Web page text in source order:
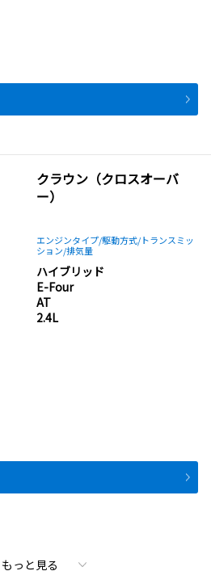
クラウン（クロスオーバ
ー）
エンジンタイプ/駆動方式/トランスミッ
ション/排気量
ハイブリッド
E-Four
AT
2.4L
もっと見る